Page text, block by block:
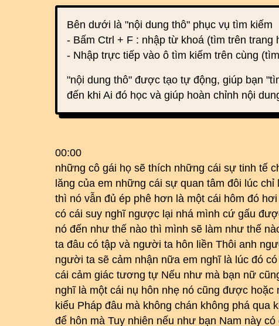
Bên dưới là "nội dung thô" phục vụ tìm kiếm
- Bấm Ctrl + F : nhập từ khoá (tìm trên trang
- Nhập trực tiếp vào ô tìm kiếm trên cùng
"nội dung thô" được tạo tự động, giúp bạn
đến khi Ai đó học và giúp hoàn chỉnh nội
00:00
những cô gái họ sẽ thích những cái sự tinh tế
lăng của em những cái sự quan tâm đôi lúc
thì nó vẫn đủ ép phê hơn là một cái hôm đó
có cái suy nghĩ ngược lại nhá mình cứ gấu
nó đến như thế nào thì mình sẽ làm như thế
ta đâu có tập và người ta hôn liền Thôi anh
người ta sẽ cảm nhận nữa em nghĩ là lúc đó
cái cảm giác tương tự Nếu như mà bạn nữ
nghĩ là một cái nụ hôn nhẹ nó cũng được hoặc
kiểu Pháp đâu mà không chán không phá qua
để hôn mà Tuy nhiên nếu như bạn Nam này